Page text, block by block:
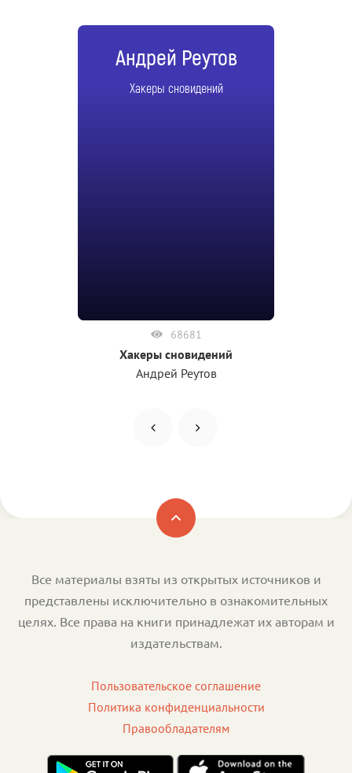
Андрей Реутов
Хакеры сновидений
68681
Хакеры сновидений
Андрей Реутов
Все материалы взяты из открытых источников и
представлены исключительно в ознакомительных
целях. Все права на книги принадлежат их авторам и
издательствам.
Пользовательское соглашение
Политика конфиденциальности
Правообладателям